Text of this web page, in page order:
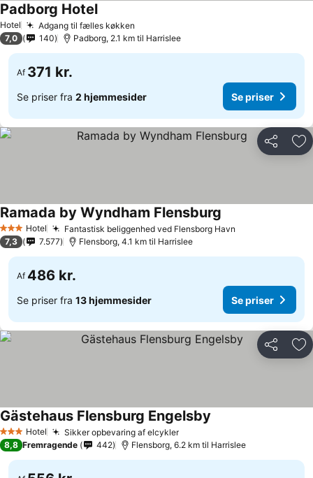
Hotel Adgang til fælles køkken
Padborg Hotel
7,0 140 Padborg, 2.1 km til Harrislee
Af 371 kr.
Se priser fra 2 hjemmesider Se priser
Del
3 StjernerHotel Fantastisk beliggenhed ved Flensborg Havn
Ramada by Wyndham Flensburg
7,3 7.577 Flensborg, 4.1 km til Harrislee
Af 486 kr.
Se priser fra 13 hjemmesider Se priser
Del
3 StjernerHotel Sikker opbevaring af elcykler
Gästehaus Flensburg Engelsby
8,8 Fremragende 442 Flensborg, 6.2 km til Harrislee